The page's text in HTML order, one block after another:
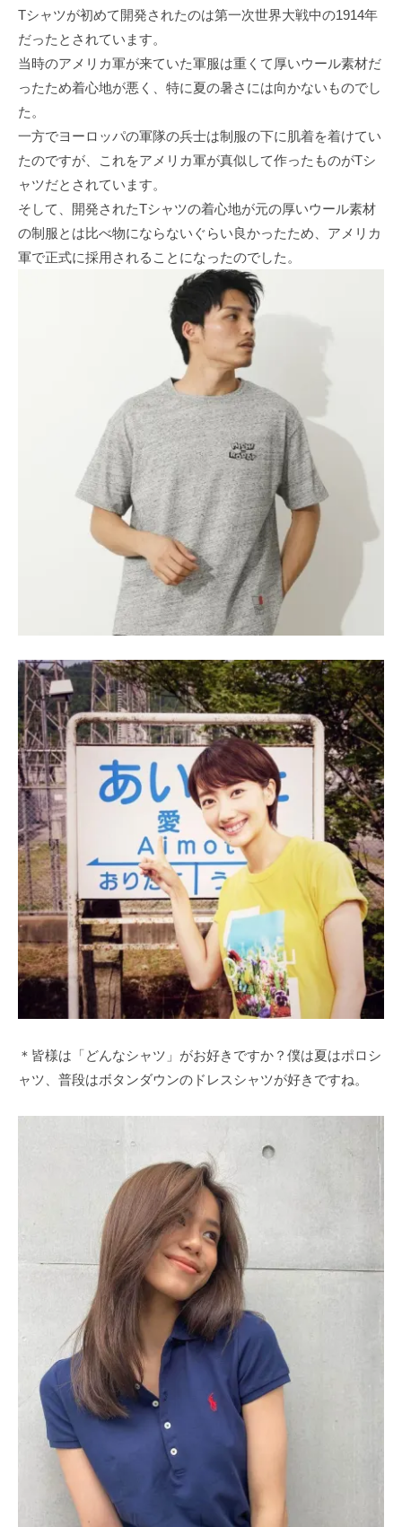
Tシャツが初めて開発されたのは第一次世界大戦中の1914年
だったとされています。
当時のアメリカ軍が来ていた軍服は重くて厚いウール素材だ
ったため着心地が悪く、特に夏の暑さには向かないものでし
た。
一方でヨーロッパの軍隊の兵士は制服の下に肌着を着けてい
たのですが、これをアメリカ軍が真似して作ったものがTシ
ャツだとされています。
そして、開発されたTシャツの着心地が元の厚いウール素材
の制服とは比べ物にならないぐらい良かったため、アメリカ
軍で正式に採用されることになったのでした。
＊皆様は「どんなシャツ」がお好きですか？僕は夏はポロシ
ャツ、普段はボタンダウンのドレスシャツが好きですね。